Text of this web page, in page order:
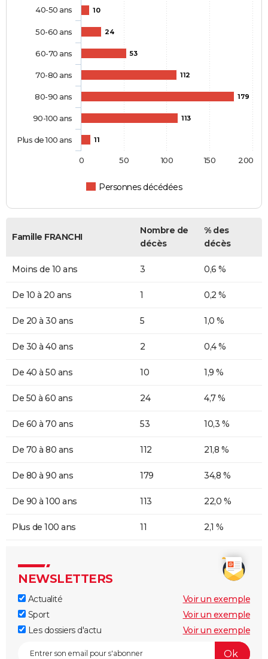
10
24
53
112
179
113
11
Personnes décédées
40-50 ans
50-60 ans
60-70 ans
70-80 ans
80-90 ans
90-100 ans
Plus de 100 ans
0 50 100 150 200
Famille FRANCHI
Nombre de
décès
% des
décès
Moins de 10 ans 3 0,6 %
De 10 à 20 ans 1 0,2 %
De 20 à 30 ans 5 1,0 %
De 30 à 40 ans 2 0,4 %
De 40 à 50 ans 10 1,9 %
De 50 à 60 ans 24 4,7 %
De 60 à 70 ans 53 10,3 %
De 70 à 80 ans 112 21,8 %
De 80 à 90 ans 179 34,8 %
De 90 à 100 ans 113 22,0 %
Plus de 100 ans 11 2,1 %
NEWSLETTERS
Actualité
Voir un exemple
Sport
Voir un exemple
Les dossiers d'actu
Voir un exemple